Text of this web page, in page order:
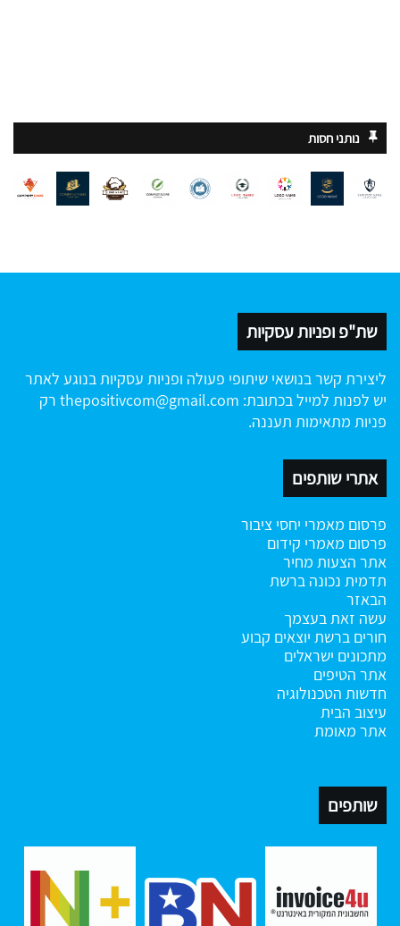
נותני חסות
שת"פ ופניות עסקיות
ליצירת קשר בנושאי שיתופי פעולה ופניות עסקיות בנוגע לאתר
יש לפנות למייל בכתובת: thepositivcom@gmail.com רק
פניות מתאימות תעננה.
אתרי שותפים
פרסום מאמרי יחסי ציבור
פרסום מאמרי קידום
אתר הצעות מחיר
תדמית נכונה ברשת
הבאזר
עשה זאת בעצמך
חורים ברשת יוצאים קבוע
מתכונים ישראלים
אתר הטיפים
חדשות הטכנולוגיה
עיצוב הבית
אתר מאומת
שותפים